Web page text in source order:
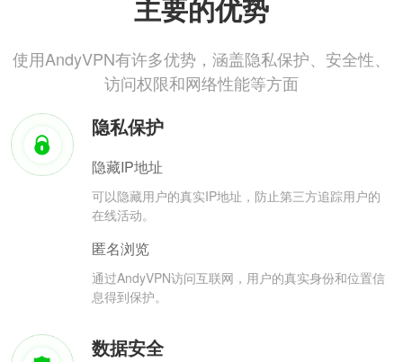
主要的优势
使用AndyVPN有许多优势，涵盖隐私保护、安全性、
访问权限和网络性能等方面
隐私保护
隐藏IP地址
可以隐藏用户的真实IP地址，防止第三方追踪用户的
在线活动。
匿名浏览
通过AndyVPN访问互联网，用户的真实身份和位置信
息得到保护。
数据安全